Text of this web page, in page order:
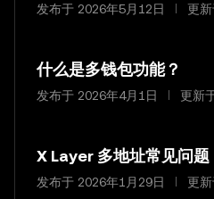
发布于 2026年5月12日 更
什么是多钱包功能？
发布于 2026年4月1日 更新
X Layer 多地址常见问题
发布于 2026年1月29日 更